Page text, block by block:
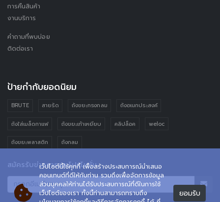
เว็ปไซต์นี้ใช้คุกกี้ เพื่อสร้างประสบการณ์นำเสนอ
คอนเทนต์ที่ดีให้กับท่าน รวมถึงเพื่อจัดการข้อมูล
ส่วนบุคคลให้ท่านได้รับประสบการณ์ที่ดีในการใช้
เว็ปไซต์ของเรา ทั้งนี้ท่านสามารถทราบถึง
ยอมรับ
การคืนสินค้า
งานบริการ
คำถามที่พบบ่อย
ติดต่อเรา
ป้ายกำกับยอดนิยม
BRUTE สายรัด ถังขยะทรงกลม ถังอเนกประสงค์
ถังใส่เมล็ดกาแฟ ถังขยะเท้าเหยียบ คลิปล็อค weloc
ถังขยะพลาสติก ถังกลม
สมัครรับข่าวสารและโปรโมชั่น